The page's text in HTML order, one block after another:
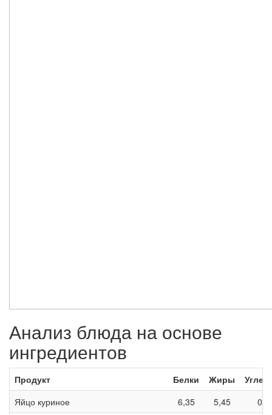
Анализ блюда на основе
ингредиентов
Продукт Белки Жиры
Яйцо куриное
6,35 5,45